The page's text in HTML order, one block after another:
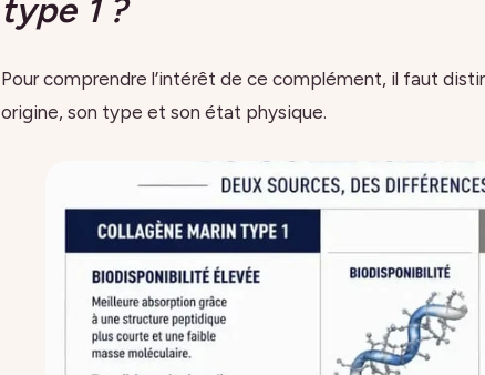
type 1 ?
Pour comprendre l’intérêt de ce complément, il faut
origine, son type et son état physique.